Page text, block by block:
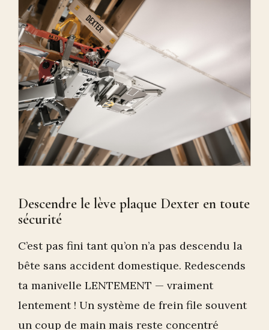
Descendre le lève plaque Dexter en toute
sécurité
C’est pas fini tant qu’on n’a pas descendu la
bête sans accident domestique. Redescends
ta manivelle LENTEMENT — vraiment
lentement ! Un système de frein file souvent
un coup de main mais reste concentré